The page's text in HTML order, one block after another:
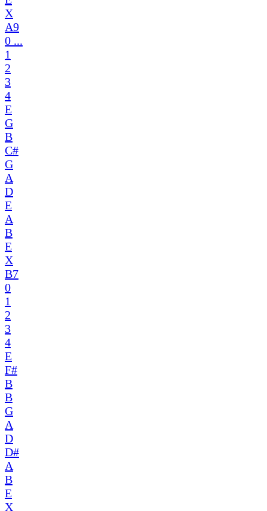
X
A9
0 ...
1
2
3
4
E
G
B
C#
G
A
D
E
A
B
E
X
B7
0
1
2
3
4
E
F#
B
B
G
A
D
D#
A
B
E
X